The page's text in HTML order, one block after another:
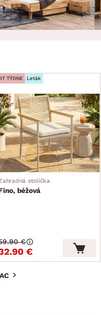
TÝDNE Leták
stolička
béžová
€
€